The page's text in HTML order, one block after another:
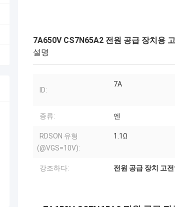
7A650V CS7N65A2 전원 공급 장치용
설명
ID:
7A
종류: 엔
RDSON 유형
(@VGS=10V):
1.1Ω
강조하다: 전원 공급 장치 고